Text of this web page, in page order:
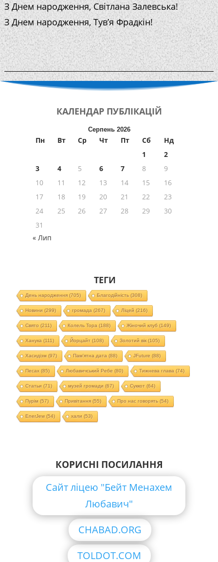
З Днем народження, Світлана Залевська!
З Днем народження, Тув’я Фрадкін!
КАЛЕНДАР ПУБЛІКАЦІЙ
Серпень 2026
Пн Вт Ср Чт Пт Сб
Нд
1
2
3
4 5 6 7 8
9
10
11 12 13 14 15
16
17
18 19 20 21 22
23
24
25 26 27 28 29
30
31
« Лип
ТЕГИ
День народження(705) Благодійність (308)
Новини (299) громада (267) Ліцей (216)
Свято (211) Колель Тора (188) Жіночий клуб (149)
Ханука (111) Йорцайт (108) Золотий вік(105)
Хасидізм (97) Пам'ятна дата (88) JFuture (88)
Песах(85) Любавичський Ребе (80) Тижнева глава (74)
Статьи (71) музей громади (67) Суккот (64)
Пурім (57) Привітання(55) Про нас говорять (54)
EnerJew(54) хали (53)
КОРИСНІ ПОСИЛАННЯ
Сайт ліцею "Бейт Менахем
Любавич"
CHABAD.ORG
TOLDOT.COM